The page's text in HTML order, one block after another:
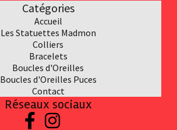
Catégories
Accueil
Les Statuettes Madmon
Colliers
Bracelets
Boucles d'Oreilles
Boucles d'Oreilles Puces
Contact
Réseaux sociaux
 